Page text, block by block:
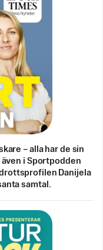
– alla har de sin
i Sportpodden
Danijela
samtal.